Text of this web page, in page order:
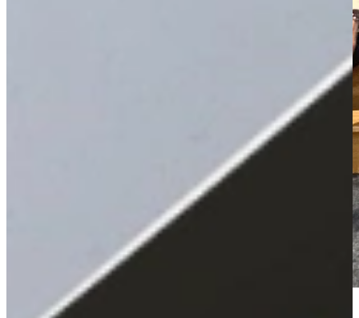
Om maar direct duidelijk te zijn: wij zijn geen